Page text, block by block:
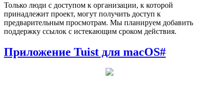
Только люди с доступом к организации, к которой
принадлежит проект, могут получить доступ к
предварительным просмотрам. Мы планируем добавить
поддержку ссылок с истекающим сроком действия.
Приложение Tuist для macOS#